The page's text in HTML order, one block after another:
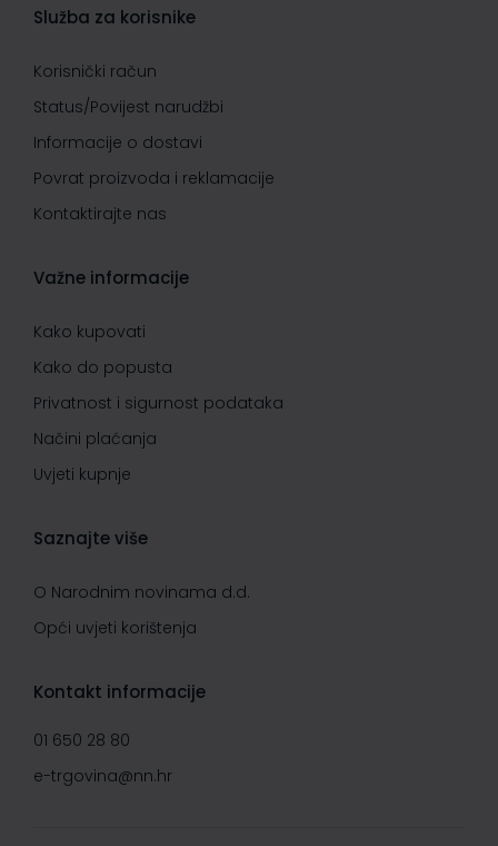
Služba za korisnike
Korisnički račun
Status/Povijest narudžbi
Informacije o dostavi
Povrat proizvoda i reklamacije
Kontaktirajte nas
Važne informacije
Kako kupovati
Kako do popusta
Privatnost i sigurnost podataka
Načini plaćanja
Uvjeti kupnje
Saznajte više
O Narodnim novinama d.d.
Opći uvjeti korištenja
Kontakt informacije
01 650 28 80
e-trgovina@nn.hr